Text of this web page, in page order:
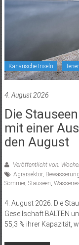
Kanarische Inseln
4. August 2026
Die
mit einer
den August
Veröffentlicht von:
Agrarsektor, Bewässerung
Sommer, Stauseen
4. August 2026. Die
Gesellschaft BALTEN
55,3 % ihrer Kapazität,